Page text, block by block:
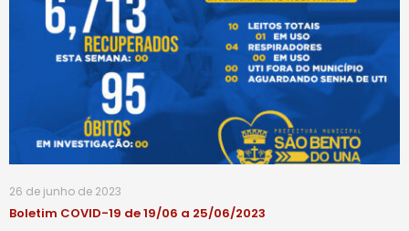
26 de junho de 2023
Boletim COVID-19 de 19/06 a 25/06/2023